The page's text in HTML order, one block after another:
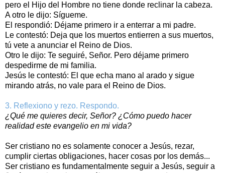
pero el Hijo del Hombre no tiene donde reclinar la cabeza.
A otro le dijo: Sígueme.
El respondió: Déjame primero ir a enterrar a mi padre.
Le contestó: Deja que los muertos entierren a sus muertos,
tú vete a anunciar el Reino de Dios.
Otro le dijo: Te seguiré, Señor. Pero déjame primero
despedirme de mi familia.
Jesús le contestó: El que echa mano al arado y sigue
mirando atrás, no vale para el Reino de Dios.
3. Reflexiono y rezo. Respondo.
¿Qué me quieres decir, Señor? ¿Cómo puedo hacer
realidad este evangelio en mi vida?
Ser cristiano no es solamente conocer a Jesús, rezar,
cumplir ciertas obligaciones, hacer cosas por los demás...
Ser cristiano es fundamentalmente seguir a Jesús, seguir a